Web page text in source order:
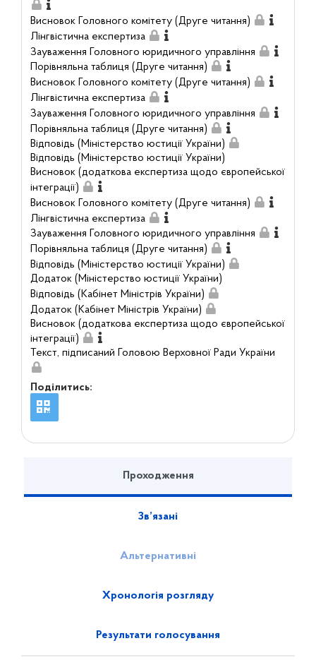
Висновок Головного комітету (Друге читання)
Лінгвістична експертиза
Зауваження Головного юридичного управління
Порівняльна таблиця (Друге читання)
Висновок Головного комітету (Друге читання)
Лінгвістична експертиза
Зауваження Головного юридичного управління
Порівняльна таблиця (Друге читання)
Відповідь (Міністерство юстиції України)
Відповідь (Міністерство юстиції України)
Висновок (додаткова експертиза щодо європейської
інтеграції)
Висновок Головного комітету (Друге читання)
Лінгвістична експертиза
Зауваження Головного юридичного управління
Порівняльна таблиця (Друге читання)
Відповідь (Міністерство юстиції України)
Додаток (Міністерство юстиції України)
Відповідь (Кабінет Міністрів України)
Додаток (Кабінет Міністрів України)
Висновок (додаткова експертиза щодо європейської
інтеграції)
Текст, підписаний Головою Верховної Ради України
Поділитись:
Проходження
Зв’язані
Альтернативні
Хронологія розгляду
Результати голосування